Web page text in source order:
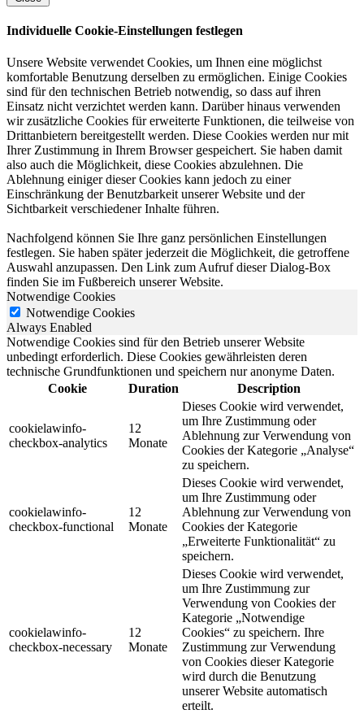
Individuelle Cookie-Einstellungen festlegen
Unsere Website verwendet Cookies, um Ihnen eine möglichst
komfortable Benutzung derselben zu ermöglichen. Einige Cookies
sind für den technischen Betrieb notwendig, so dass auf ihren
Einsatz nicht verzichtet werden kann. Darüber hinaus verwenden
wir zusätzliche Cookies für erweiterte Funktionen, die teilweise von
Drittanbietern bereitgestellt werden. Diese Cookies werden nur mit
Ihrer Zustimmung in Ihrem Browser gespeichert. Sie haben damit
also auch die Möglichkeit, diese Cookies abzulehnen. Die
Ablehnung einiger dieser Cookies kann jedoch zu einer
Einschränkung der Benutzbarkeit unserer Website und der
Sichtbarkeit verschiedener Inhalte führen.
Nachfolgend können Sie Ihre ganz persönlichen Einstellungen
festlegen. Sie haben später jederzeit die Möglichkeit, die getroffene
Auswahl anzupassen. Den Link zum Aufruf dieser Dialog-Box
finden Sie im Fußbereich unserer Website.
Notwendige Cookies
Notwendige Cookies
Always Enabled
Notwendige Cookies sind für den Betrieb unserer Website
unbedingt erforderlich. Diese Cookies gewährleisten deren
technische Grundfunktionen und speichern nur anonyme Daten.
Cookie
Duration Description
cookielawinfo-
checkbox-analytics
12
Monate
Dieses Cookie wird verwendet,
um Ihre Zustimmung oder
Ablehnung zur Verwendung von
Cookies der Kategorie „Analyse“
zu speichern.
cookielawinfo-
checkbox-functional
12
Monate
Dieses Cookie wird verwendet,
um Ihre Zustimmung oder
Ablehnung zur Verwendung von
Cookies der Kategorie
„Erweiterte Funktionalität“ zu
speichern.
cookielawinfo-
checkbox-necessary
12
Monate
Dieses Cookie wird verwendet,
um Ihre Zustimmung zur
Verwendung von Cookies der
Kategorie „Notwendige
Cookies“ zu speichern. Ihre
Zustimmung zur Verwendung
von Cookies dieser Kategorie
wird durch die Benutzung
unserer Website automatisch
erteilt.